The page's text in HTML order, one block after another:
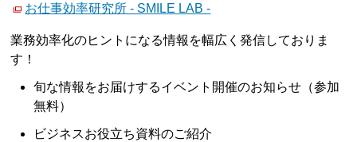
お仕事効率研究所 - SMILE LAB -
業務効率化のヒントになる情報を幅広く発信しておりま
す！
旬な情報をお届けするイベント開催のお知らせ（参加
無料）
ビジネスお役立ち資料のご紹介